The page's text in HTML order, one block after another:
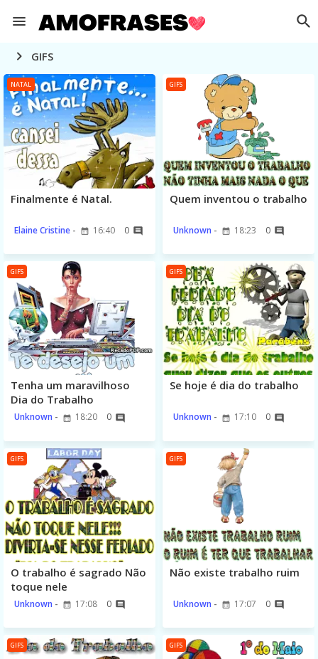
GIFS
NATAL
Finalmente é Natal.
Elaine Cristine 16:40 0
GIFS
Quem inventou o trabalho
Unknown 18:23 0
GIFS
Tenha um maravilhoso
Dia do Trabalho
Unknown 18:20 0
GIFS
Se hoje é dia do trabalho
Unknown 17:10 0
GIFS
O trabalho é sagrado Não
toque nele
Unknown 17:08 0
GIFS
Não existe trabalho ruim
Unknown 17:07 0
GIFS GIFS